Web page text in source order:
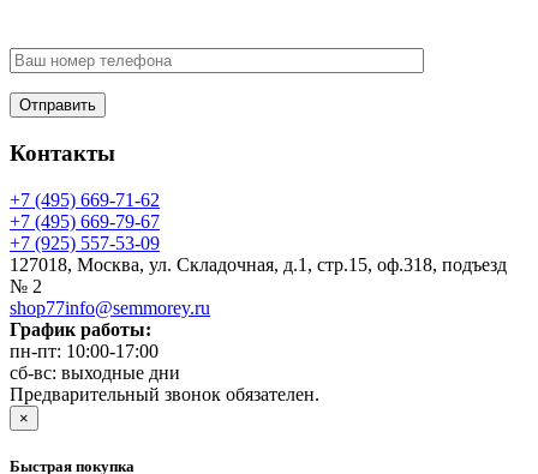
Контакты
+7 (495) 669-71-62
+7 (495) 669-79-67
+7 (925) 557-53-09
127018, Москва, ул. Складочная, д.1, стр.15, оф.318, подъезд
№ 2
shop77info@semmorey.ru
График работы:
пн-пт: 10:00-17:00
сб-вс: выходные дни
Предварительный звонок обязателен.
×
Быстрая покупка